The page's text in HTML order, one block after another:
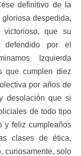
definitivo de la
despedida,
que su
defendido por el
Izquierda
que cumplen diez
por años de
desolación que si
de todo tipo
y feliz cumpleaños
clases de ética,
curiosamente, solo